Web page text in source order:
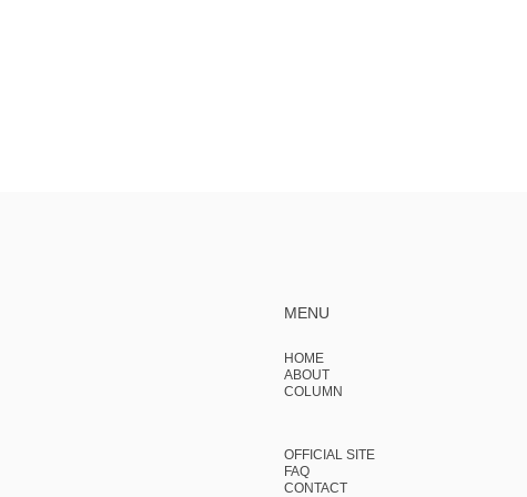
MENU
HOME
ABOUT
COLUMN
OFFICIAL SITE
FAQ
CONTACT